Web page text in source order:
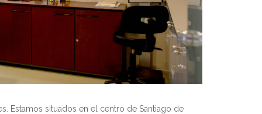
Estamos situados en el centro de Santiago de